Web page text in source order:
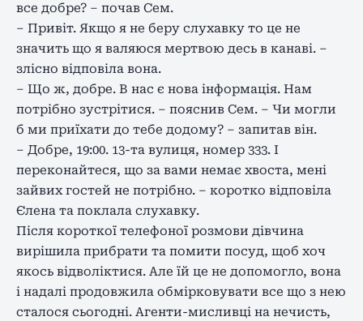
все добре? – почав Сем.
– Привіт. Якщо я не беру слухавку то це не
значить що я валяюся мертвою десь в канаві. –
злісно відповіла вона.
– Що ж, добре. В нас є нова інформація. Нам
потрібно зустрітися. – пояснив Сем. – Чи могли
б ми приїхати до тебе додому? – запитав він.
– Добре, 19:00. 13-та вулиця, номер 333. І
переконайтеся, що за вами немає хвоста, мені
зайвих гостей не потрібно. – коротко відповіла
Єлена та поклала слухавку.
Після короткої телефоної розмови дівчина
вирішила прибрати та помити посуд, щоб хоч
якось відволіктися. Але їй це не допомогло, вона
і надалі продовжила обмірковувати все що з нею
сталося сьогодні. Агенти-мисливці на нечисть,